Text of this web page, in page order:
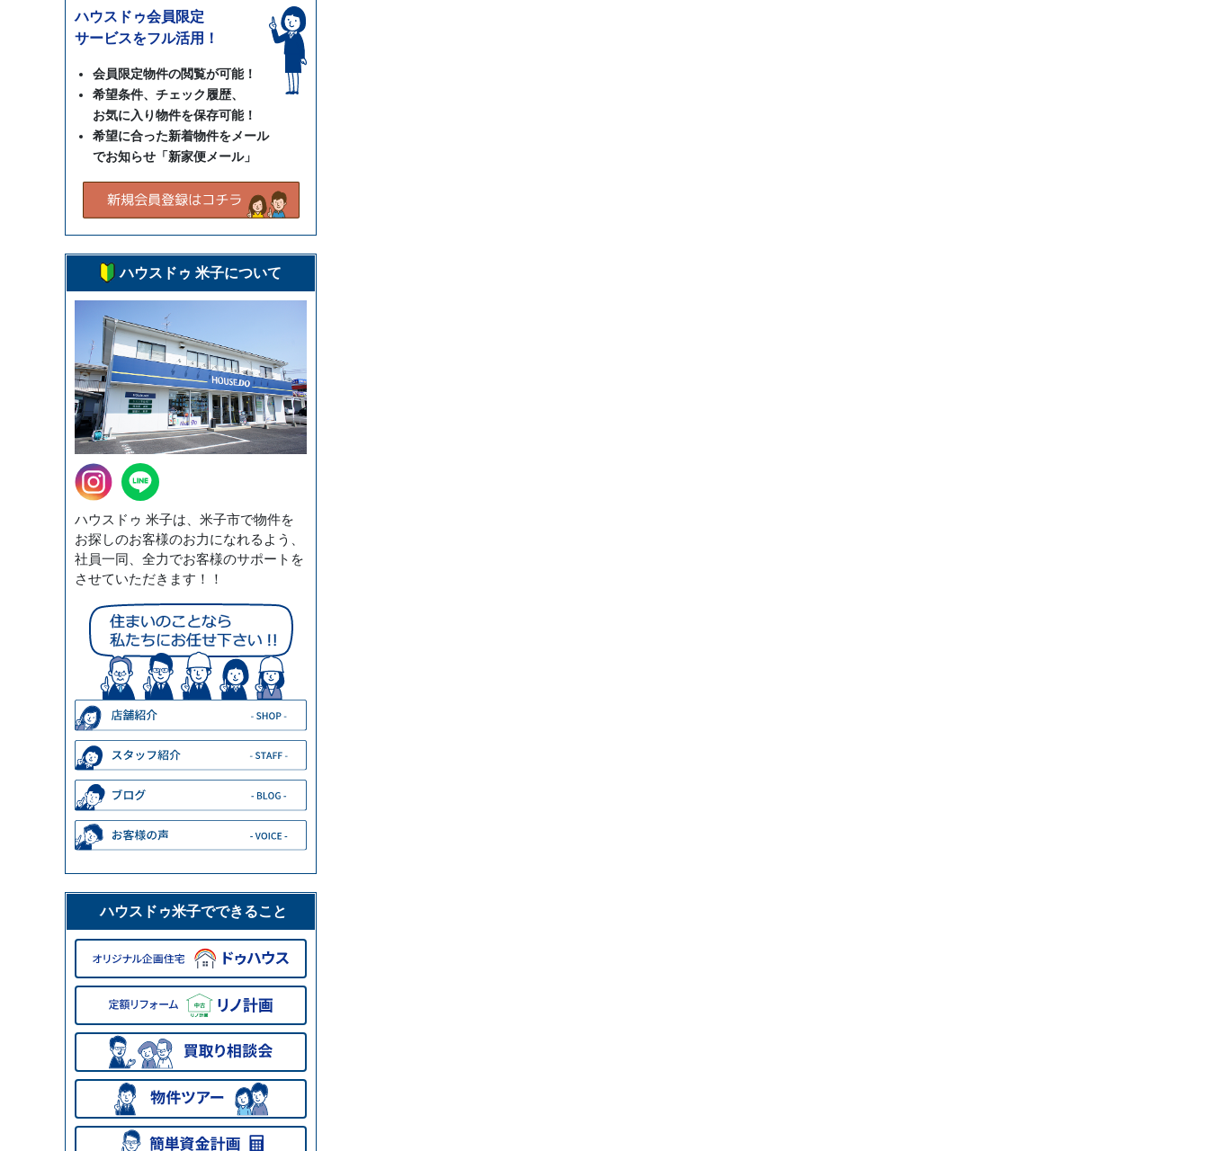
ハウスドゥ会員限定
サービスをフル活用！
会員限定物件の閲覧が可能！
希望条件、チェック履歴、
お気に入り物件を保存可能！
希望に合った新着物件をメール
でお知らせ「新家便メール」
ハウスドゥ 米子について
ハウスドゥ 米子は、米子市で物件を
お探しのお客様のお力になれるよう、
社員一同、全力でお客様のサポートを
させていただきます！！
ハウスドゥ米子でできること